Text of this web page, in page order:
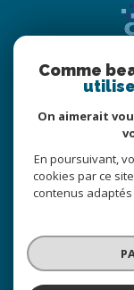
© 2026 | TOUS
NOS
Comme
On aimerait
En poursuivant,
cookies par ce
contenus